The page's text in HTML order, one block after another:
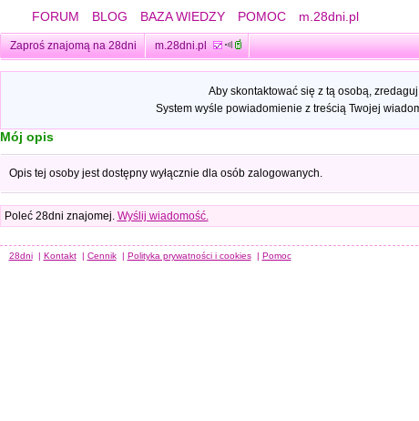
FORUM BLOG BAZA WIEDZY POMOC m.28dni.pl
Zaproś znajomą na 28dni m.28dni.pl
Aby skontaktować się z tą osobą, zredaguj
System wyśle powiadomienie z treścią Twojej
Mój opis
Opis tej osoby jest dostępny wyłącznie dla osób zalogowanych.
Poleć 28dni znajomej. Wyślij wiadomość.
28dni | Kontakt | Cennik | Polityka prywatności i cookies | Pomoc